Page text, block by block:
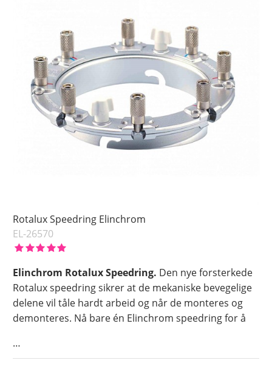
Rotalux Speedring Elinchrom
EL-26570
Elinchrom Rotalux Speedring. Den nye forsterkede
Rotalux speedring sikrer at de mekaniske bevegelige
delene vil tåle hardt arbeid og når de monteres og
demonteres. Nå bare én Elinchrom speedring for å
…